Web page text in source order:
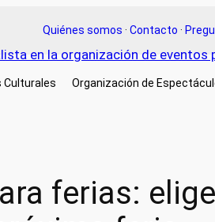
Quiénes somos · Contacto ·
Culturales Organización de
ferias: